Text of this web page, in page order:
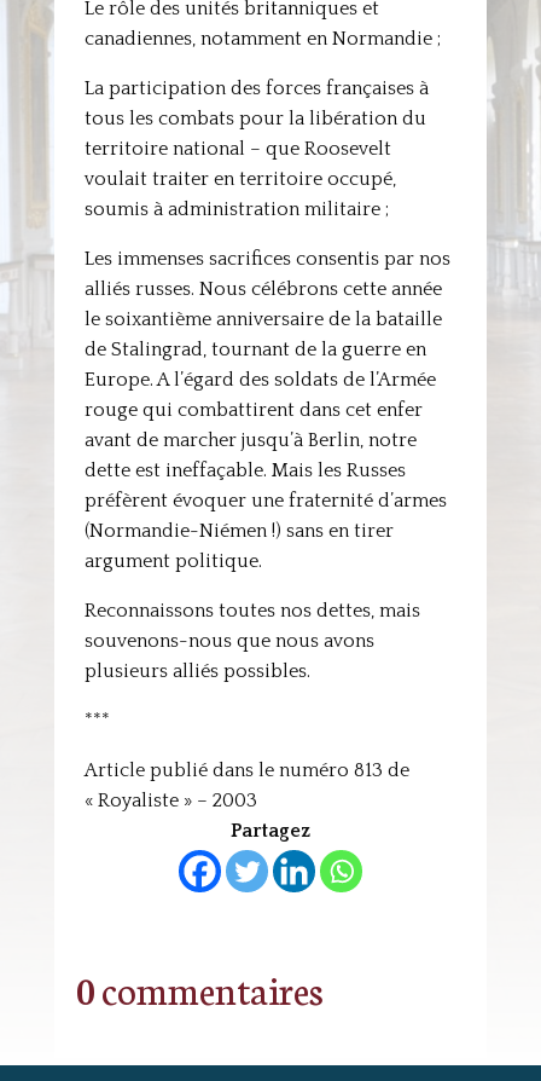
Le rôle des unités britanniques et
canadiennes, notamment en Normandie ;
La participation des forces françaises à
tous les combats pour la libération du
territoire national – que Roosevelt
voulait traiter en territoire occupé,
soumis à administration militaire ;
Les immenses sacrifices consentis par nos
alliés russes. Nous célébrons cette année
le soixantième anniversaire de la bataille
de Stalingrad, tournant de la guerre en
Europe. A l’égard des soldats de l’Armée
rouge qui combattirent dans cet enfer
avant de marcher jusqu’à Berlin, notre
dette est ineffaçable. Mais les Russes
préfèrent évoquer une fraternité d’armes
(Normandie-Niémen !) sans en tirer
argument politique.
Reconnaissons toutes nos dettes, mais
souvenons-nous que nous avons
plusieurs alliés possibles.
***
Article publié dans le numéro 813 de
« Royaliste » – 2003
Partagez
0 commentaires